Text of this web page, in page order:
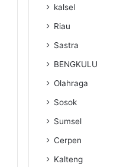
kalsel
Riau
Sastra
BENGKULU
Olahraga
Sosok
Sumsel
Cerpen
Kalteng